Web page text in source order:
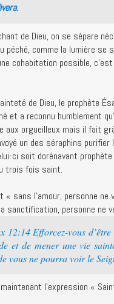
de Dieu, on se sépare
péché, comme la lumière se
cohabitation possible,
de Dieu, le prophète
et a reconnu humblement
aux orgueilleux mais il fait
un des séraphins purifier
ci soit dorénavant
trois fois saint.
sans l’amour, personne ne
sanctification, personne ne
12:14 Efforcez-vous
et de mener une vie
vous ne pourra voir le
l’expression «